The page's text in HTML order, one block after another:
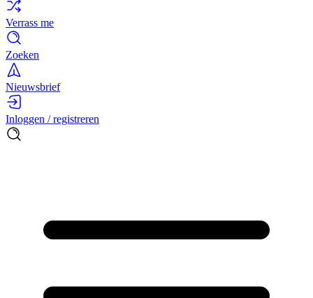
Verrass me
Zoeken
Nieuwsbrief
Inloggen / registreren